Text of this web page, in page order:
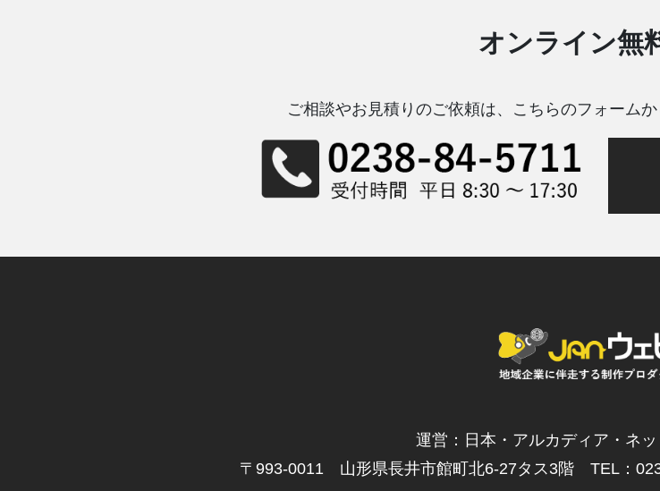
オンライン無
ご相談やお見積りのご依頼は、こちらのフォーム
運営：日本・アルカディア・ネ
〒993-0011 山形県長井市館町北6-27タス3階 TEL：